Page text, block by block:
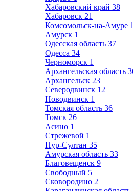
Хабаровский край 38
Хабаровск 21
Комсомольск-на-Амуре
Амурск 1
Одесская область 37
Одесса 34
Черноморск 1
Архангельская область
Архангельск 23
Северодвинск 12
Новодвинск 1
Томская область 36
Томск 26
Асино 1
Стрежевой 1
Нур-Султан 35
Амурская область 33
Благовещенск 9
Свободный 5
Сковородино 2